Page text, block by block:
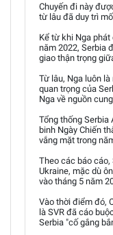
Chuyến đi này
từ lâu đã duy trì
Kể từ khi Nga
năm 2022, Serbia
giao thận trọng
Từ lâu, Nga luôn
quan trọng của
Nga về nguồn
Tổng thống
binh Ngày Chiến
vắng mặt trong
Theo các báo
Ukraine, mặc dù
vào tháng 5 năm
Vào thời điểm đó,
là SVR đã cáo
Serbia "cố gắng